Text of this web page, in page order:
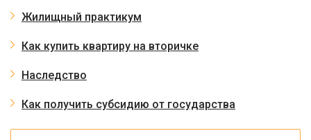
Жилищный практикум
Как купить квартиру на вторичке
Наследство
Как получить субсидию от государства